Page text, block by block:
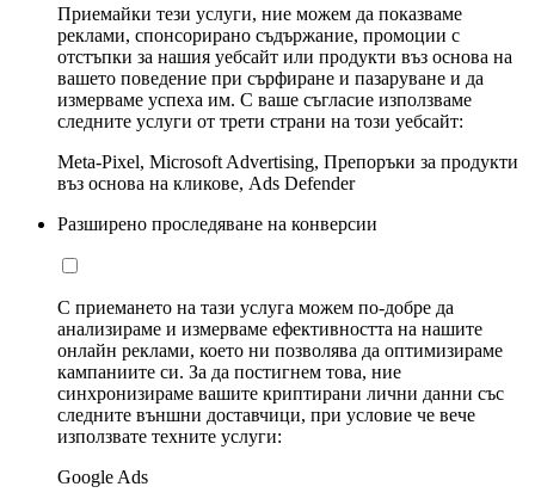
Приемайки тези услуги, ние можем да показваме
реклами, спонсорирано съдържание, промоции с
отстъпки за нашия уебсайт или продукти въз основа на
вашето поведение при сърфиране и пазаруване и да
измерваме успеха им. С ваше съгласие използваме
следните услуги от трети страни на този уебсайт:
Meta-Pixel, Microsoft Advertising, Препоръки за продукти
въз основа на кликове, Ads Defender
Разширено проследяване на конверсии
С приемането на тази услуга можем по-добре да
анализираме и измерваме ефективността на нашите
онлайн реклами, което ни позволява да оптимизираме
кампаниите си. За да постигнем това, ние
синхронизираме вашите криптирани лични данни със
следните външни доставчици, при условие че вече
използвате техните услуги:
Google Ads